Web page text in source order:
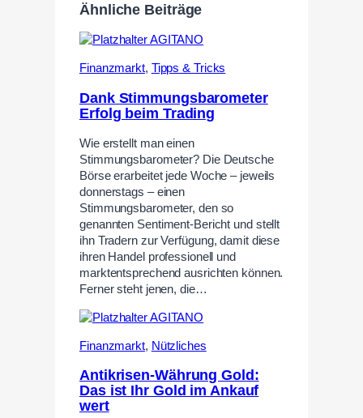
Ähnliche Beiträge
Finanzmarkt, Tipps & Tricks
Dank Stimmungsbarometer
Erfolg beim Trading
Wie erstellt man einen
Stimmungsbarometer? Die Deutsche
Börse erarbeitet jede Woche – jeweils
donnerstags – einen
Stimmungsbarometer, den so
genannten Sentiment-Bericht und stellt
ihn Tradern zur Verfügung, damit diese
ihren Handel professionell und
marktentsprechend ausrichten können.
Ferner steht jenen, die…
Finanzmarkt, Nützliches
Antikrisen-Währung Gold:
Das ist Ihr Gold im Ankauf
wert